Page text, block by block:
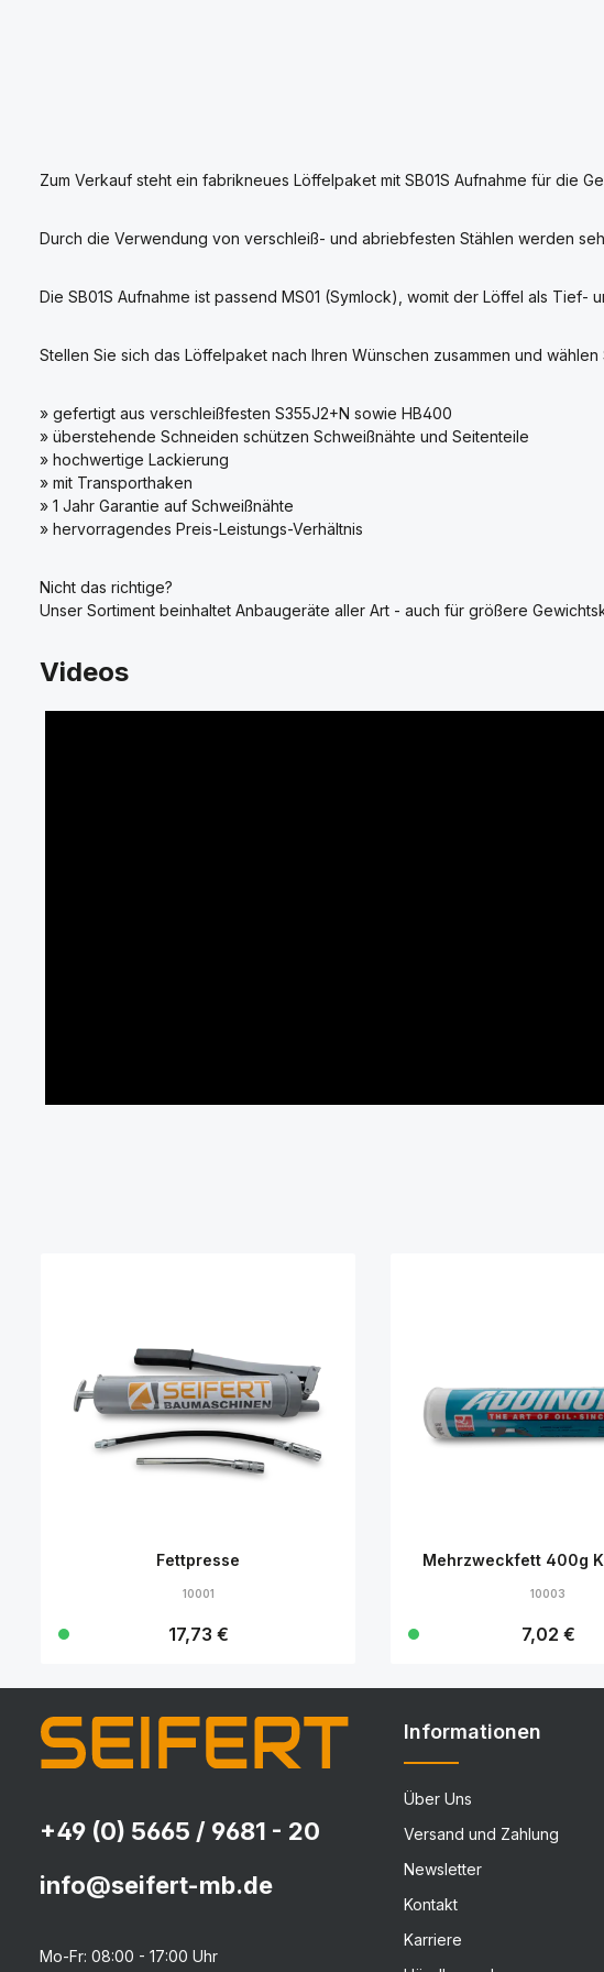
Zum Verkauf steht ein fabrikneues Löffelpaket mit SB01S Aufnahme für die
Durch die Verwendung von verschleiß- und abriebfesten Stählen werden
Die SB01S Aufnahme ist passend MS01 (Symlock), womit der Löffel als Tief-
Stellen Sie sich das Löffelpaket nach Ihren Wünschen zusammen und
» gefertigt aus verschleißfesten S355J2+N sowie HB400
» überstehende Schneiden schützen Schweißnähte und Seitenteile
» hochwertige Lackierung
» mit Transporthaken
» 1 Jahr Garantie auf Schweißnähte
» hervorragendes Preis-Leistungs-Verhältnis
Nicht das richtige?
Unser Sortiment beinhaltet Anbaugeräte aller Art - auch für größere
Videos
Fettpresse
10001
Regulärer Preis:
17,73 €
Mehrzweckfett 400g
10003
Regulärer
7,02 €
+49 (0) 5665 / 9681 - 20
info@seifert-mb.de
Mo-Fr: 08:00 - 17:00 Uhr
Informationen
Über Uns
Versand und Zahlung
Newsletter
Kontakt
Karriere